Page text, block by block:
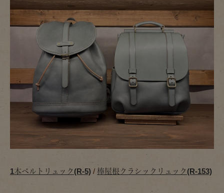
1本ベルトリュック(R-5) / 棒屋根クラシックリュック(R-153)